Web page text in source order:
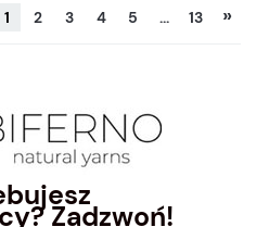
1 2 3 4 5 ... 13 »
Zadzwoń!